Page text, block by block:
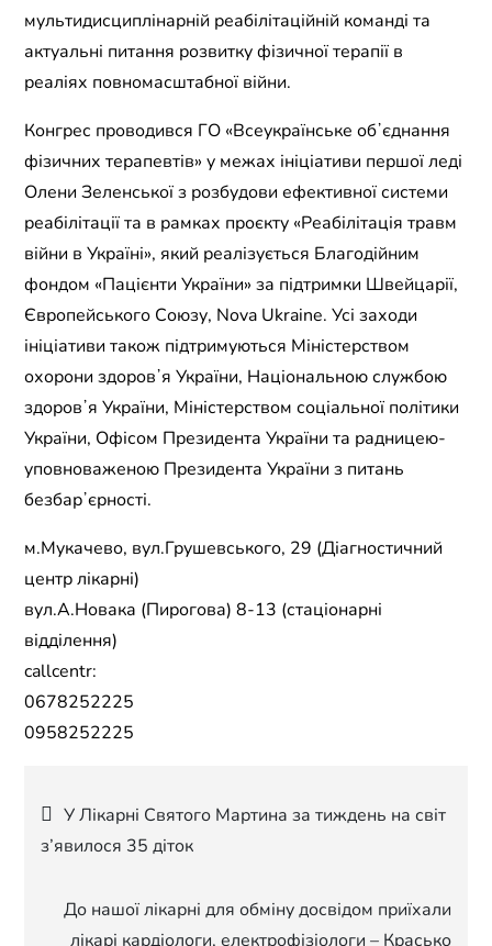
мультидисциплінарній реабілітаційній команді та
актуальні питання розвитку фізичної терапії в
реаліях повномасштабної війни.
Конгрес проводився ГО «Всеукраїнське обʼєднання
фізичних терапевтів» у межах ініціативи першої леді
Олени Зеленської з розбудови ефективної системи
реабілітації та в рамках проєкту «Реабілітація травм
війни в Україні», який реалізується Благодійним
фондом «Пацієнти України» за підтримки Швейцарії,
Європейського Союзу, Nova Ukraine. Усі заходи
ініціативи також підтримуються Міністерством
охорони здоровʼя України, Національною службою
здоровʼя України, Міністерством соціальної політики
України, Офісом Президента України та радницею-
уповноваженою Президента України з питань
безбарʼєрності.
м.Мукачево, вул.Грушевського, 29 (Діагностичний
центр лікарні)
вул.А.Новака (Пирогова) 8-13 (стаціонарні
відділення)
callcentr:
0678252225
0958252225
Навігація
записів
У Лікарні Святого Мартина за тиждень на світ
з’явилося 35 діток
До нашої лікарні для обміну досвідом приїхали
лікарі кардіологи, електрофізіологи – Красько